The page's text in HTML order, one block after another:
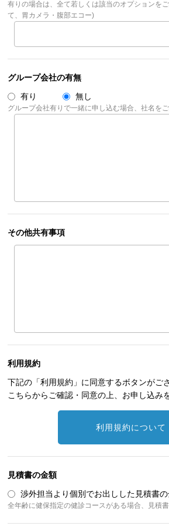
有りの場合は、全て若しくは該当のオプションを
て、胃カメラ・腹部エコー)
グループ会社の有無
有り 無し
グループ会社有りで一緒に申し込む場合、社名をご
その他共有事項
利用規約
下記の「利用規約」に同意するボタンがご
こちらからご確認・同意の上、お申し込み
利用規約について
見積書の金額
渉外担当より個別でお出しした見積書
全年齢に健保指定の健診コースがある場合、見積書